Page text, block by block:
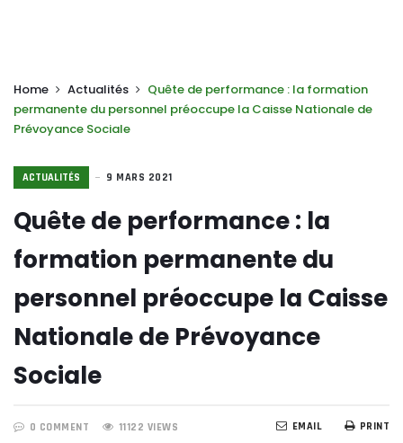
Home Actualités
Quête de performance : la formation
permanente du personnel préoccupe la Caisse Nationale de
Prévoyance Sociale
ACTUALITÉS 9 MARS 2021
Quête de performance : la
formation permanente du
personnel préoccupe la Caisse
Nationale de Prévoyance
Sociale
0 COMMENT 11122 VIEWS PRINT
EMAIL